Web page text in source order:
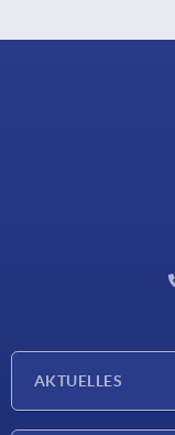
AKTUELLES